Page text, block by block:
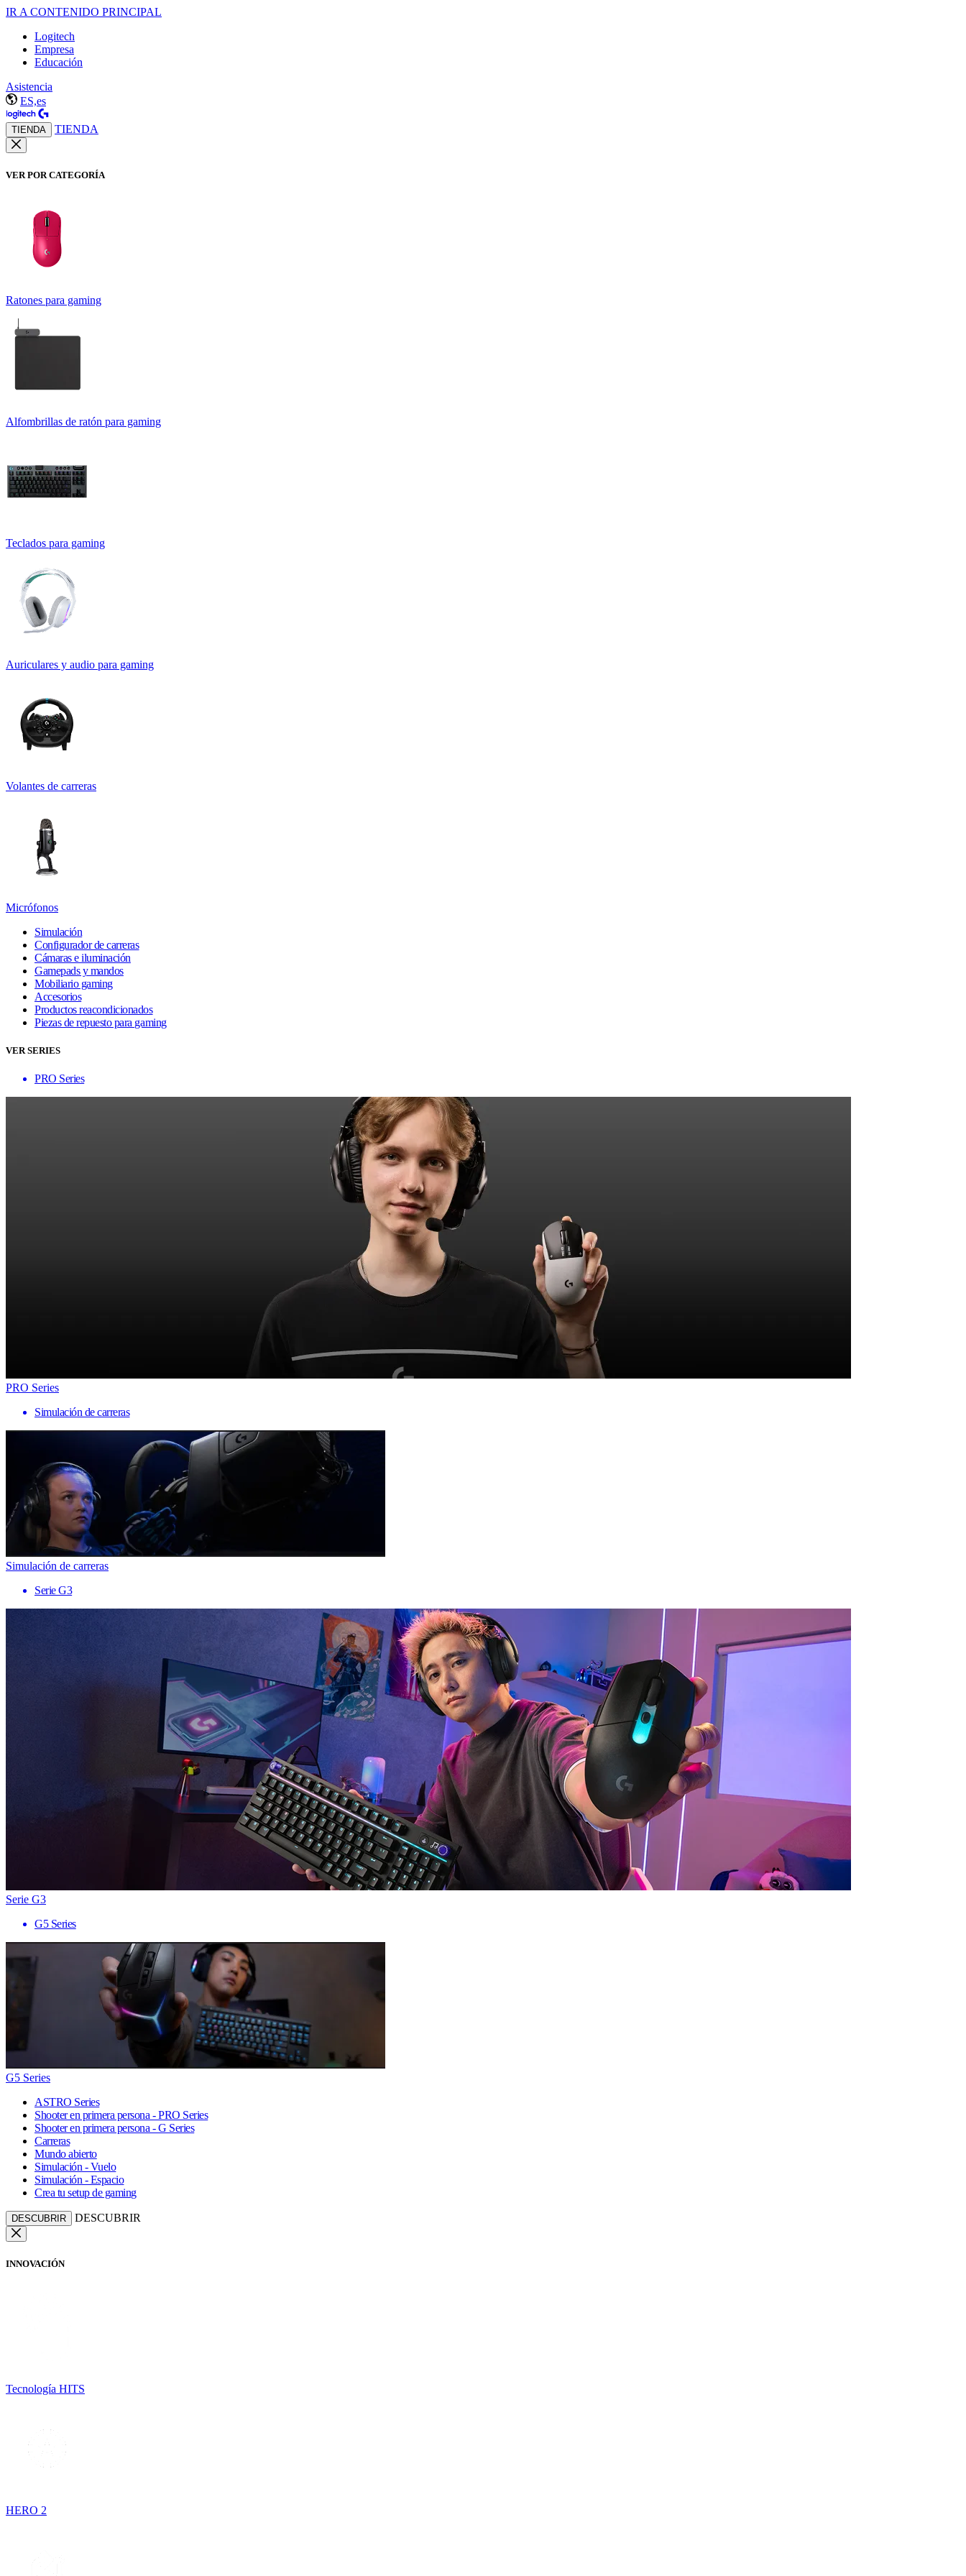
IR A CONTENIDO PRINCIPAL
Logitech
Empresa
Educación
Asistencia
ES,es
TIENDA TIENDA
VER POR CATEGORÍA
Ratones para gaming
Alfombrillas de ratón para gaming
Teclados para gaming
Auriculares y audio para gaming
Volantes de carreras
Micrófonos
Simulación
Configurador de carreras
Cámaras e iluminación
Gamepads y mandos
Mobiliario gaming
Accesorios
Productos reacondicionados
Piezas de repuesto para gaming
VER SERIES
PRO Series
PRO Series
Simulación de carreras
Simulación de carreras
Serie G3
Serie G3
G5 Series
G5 Series
ASTRO Series
Shooter en primera persona - PRO Series
Shooter en primera persona - G Series
Carreras
Mundo abierto
Simulación - Vuelo
Simulación - Espacio
Crea tu setup de gaming
DESCUBRIR DESCUBRIR
INNOVACIÓN
Tecnología HITS
HERO 2